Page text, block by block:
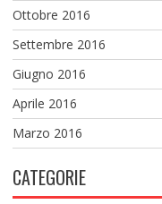
Ottobre 2016
Settembre 2016
Giugno 2016
Aprile 2016
Marzo 2016
CATEGORIE